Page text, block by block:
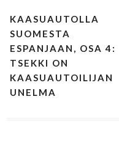
KAASUAUTOLLA
SUOMESTA
ESPANJAAN, OSA 4:
TSEKKI ON
KAASUAUTOILIJAN
UNELMA